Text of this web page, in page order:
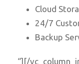
Cloud
24/7
Backup
“][/